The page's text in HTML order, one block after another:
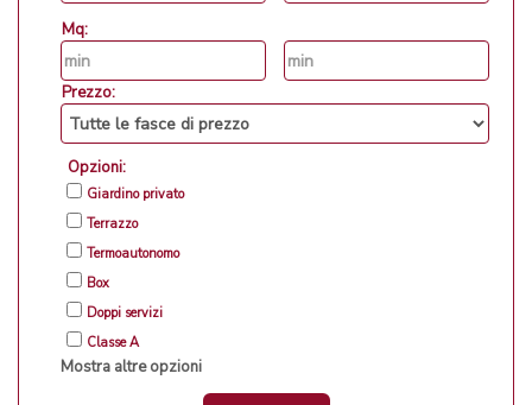
Mq:
Prezzo:
Opzioni:
Giardino privato
Terrazzo
Termoautonomo
Box
Doppi servizi
Classe A
Mostra altre opzioni